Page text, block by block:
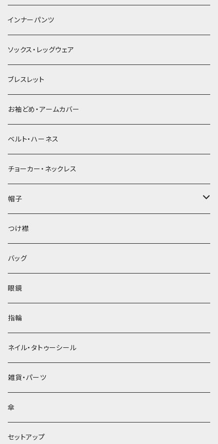
簪
インナーパンツ
ソックス・レッグウェア
ブレスレット
お袖どめ・アームカバー
ベルト・ハーネス
チョーカー・ネックレス
帽子
ベレー帽
つけ襟
バッグ
眼鏡
指輪
ネイル・タトゥーシール
雑貨・パーツ
傘
セットアップ